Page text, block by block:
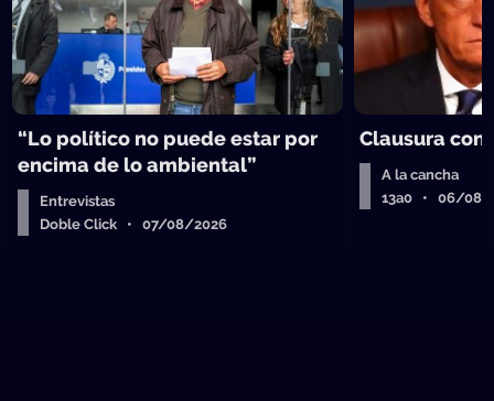
“Lo político no puede estar por
encima de lo ambiental”
Entrevistas
Doble Click • 07/08/2026
Clausura con
A la cancha
13a0 • 06/08/